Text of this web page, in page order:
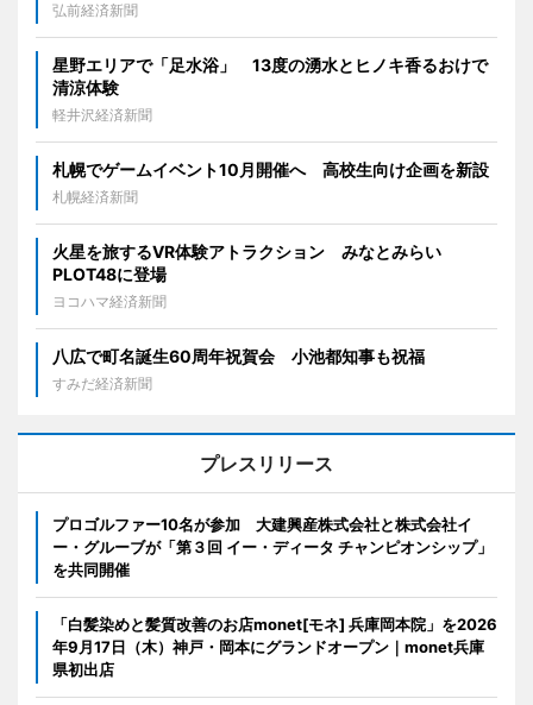
弘前経済新聞
星野エリアで「足水浴」 13度の湧水とヒノキ香るおけで
清涼体験
軽井沢経済新聞
札幌でゲームイベント10月開催へ 高校生向け企画を新設
札幌経済新聞
火星を旅するVR体験アトラクション みなとみらい
PLOT48に登場
ヨコハマ経済新聞
八広で町名誕生60周年祝賀会 小池都知事も祝福
すみだ経済新聞
プレスリリース
プロゴルファー10名が参加 大建興産株式会社と株式会社イ
ー・グルーブが「第３回 イー・ディータ チャンピオンシップ」
を共同開催
「白髪染めと髪質改善のお店monet[モネ] 兵庫岡本院」を2026
年9月17日（木）神戸・岡本にグランドオープン｜monet兵庫
県初出店